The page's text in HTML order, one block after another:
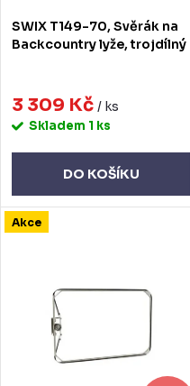
u
t
ů
d
k
SWIX T149-70, Svěrák na
Backcountry lyže, trojdílný
3 309 Kč / ks
Skladem 1 ks
DO KOŠÍKU
Akce